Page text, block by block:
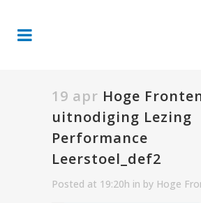
19 apr Hoge
uitnodiging Lezing
Performance
Leerstoel_def2
Posted at 19:20h in by Hoge